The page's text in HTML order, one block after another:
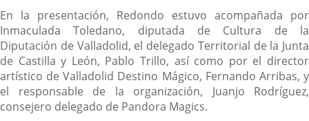
En la presentación, Redondo estuvo acompañada por
Inmaculada Toledano, diputada de Cultura de la
Diputación de Valladolid, el delegado Territorial de la Junta
de Castilla y León, Pablo Trillo, así como por el director
artístico de Valladolid Destino Mágico, Fernando Arribas, y
el responsable de la organización, Juanjo Rodríguez,
consejero delegado de Pandora Magics.